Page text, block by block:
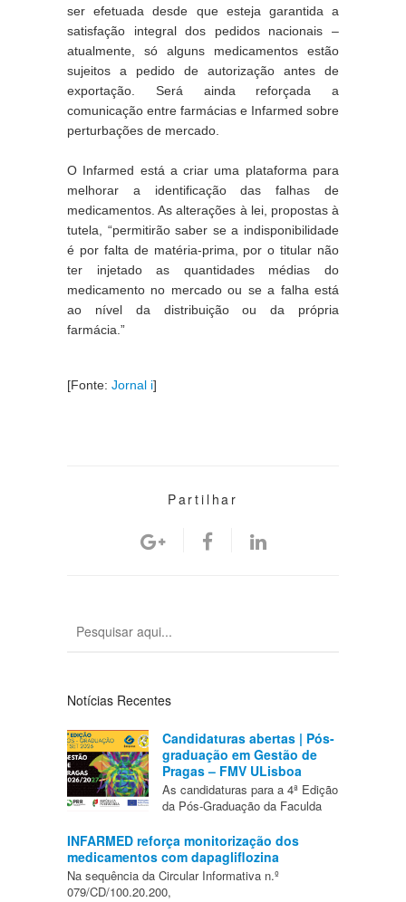
ser efetuada desde que esteja garantida a
satisfação integral dos pedidos nacionais –
atualmente, só alguns medicamentos estão
sujeitos a pedido de autorização antes de
exportação. Será ainda reforçada a
comunicação entre farmácias e Infarmed sobre
perturbações de mercado.
O Infarmed está a criar uma plataforma para
melhorar a identificação das falhas de
medicamentos. As alterações à lei, propostas à
tutela, “permitirão saber se a indisponibilidade
é por falta de matéria-prima, por o titular não
ter injetado as quantidades médias do
medicamento no mercado ou se a falha está
ao nível da distribuição ou da própria
farmácia.”
[Fonte: Jornal i]
Partilhar
Notícias Recentes
Candidaturas abertas | Pós-
graduação em Gestão de
Pragas – FMV ULisboa
As candidaturas para a 4ª Edição
da Pós-Graduação da Faculda
INFARMED reforça monitorização dos
medicamentos com dapagliflozina
Na sequência da Circular Informativa n.º
079/CD/100.20.200,